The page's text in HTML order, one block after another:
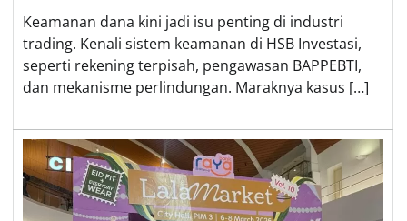
Keamanan dana kini jadi isu penting di industri
trading. Kenali sistem keamanan di HSB Investasi,
seperti rekening terpisah, pengawasan BAPPEBTI,
dan mekanisme perlindungan. Maraknya kasus […]